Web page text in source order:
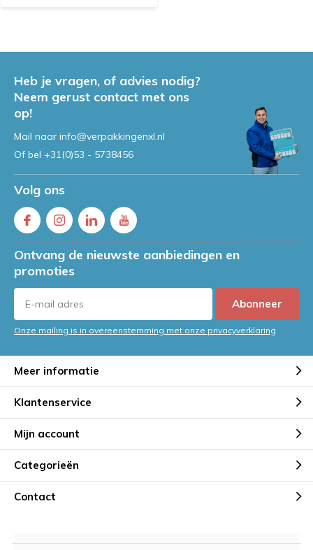
Heb je vragen, of advies nodig?
Neem gerust contact met ons
op!
Mail naar info@verpakkingenxl.nl
Of bel +31(0)53 - 5738456
Volg ons
Ontvang de nieuwste aanbiedingen en
promoties
Abonneer
Onze mailing is in overeenstemming met onze privacyverklaring
Meer informatie
Klantenservice
Mijn account
Categorieën
Contact